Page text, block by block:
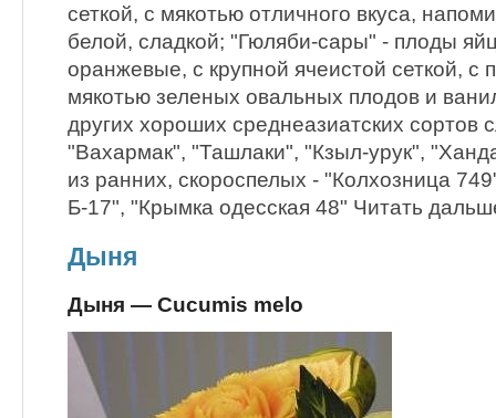
сеткой, с мякотью отличного вкуса,
белой, сладкой; "Гюляби-сары" - плоды
оранжевые, с крупной ячеистой сеткой, с
мякотью зеленых овальных плодов и
других хороших среднеазиатских сортов
"Вахармак", "Ташлаки", "Кзыл-урук",
из ранних, скороспелых - "Колхозница
Б-17", "Крымка одесская 48" Читать
Дыня
Дыня — Cucumis melo